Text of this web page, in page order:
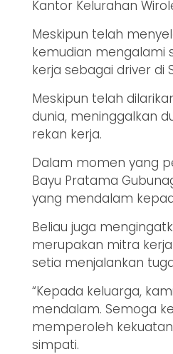
Kantor Kelurahan
Meskipun telah
kemudian mengalami
kerja sebagai driver di
Meskipun telah
dunia, meninggalkan
rekan kerja.
Dalam momen yang
Bayu Pratama
yang mendalam
Beliau juga
merupakan mitra
setia menjalankan
“Kepada keluarga,
mendalam. Semoga
memperoleh kekuatan
simpati.